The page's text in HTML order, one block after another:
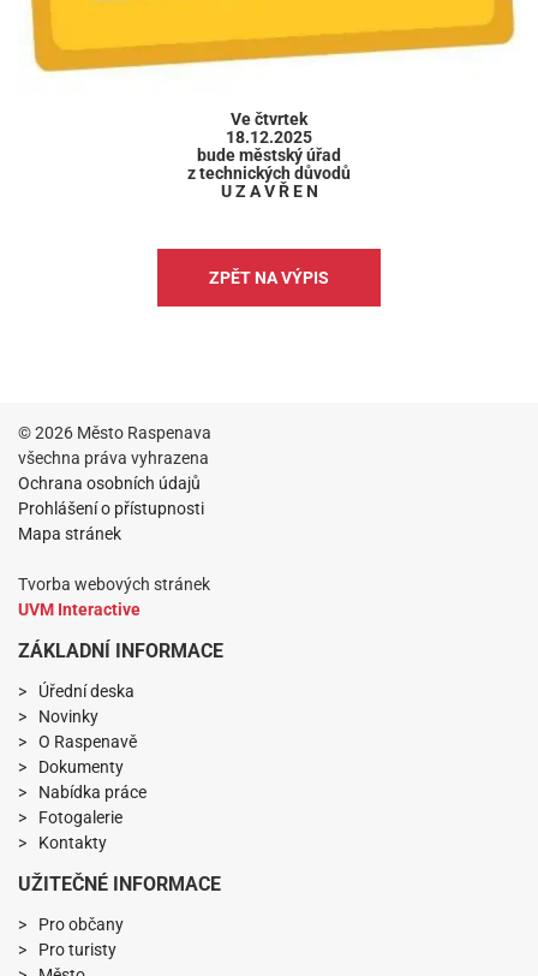
Ve čtvrtek
18.12.2025
bude městský úřad
z technických důvodů
U Z A V Ř E N
ZPĚT NA VÝPIS
© 2026 Město Raspenava
všechna práva vyhrazena
Ochrana osobních údajů
Prohlášení o přístupnosti
Mapa stránek
Tvorba webových stránek
UVM Interactive
ZÁKLADNÍ INFORMACE
Úřední deska
Novinky
O Raspenavě
Dokumenty
Nabídka práce
Fotogalerie
Kontakty
UŽITEČNÉ INFORMACE
Pro občany
Pro turisty